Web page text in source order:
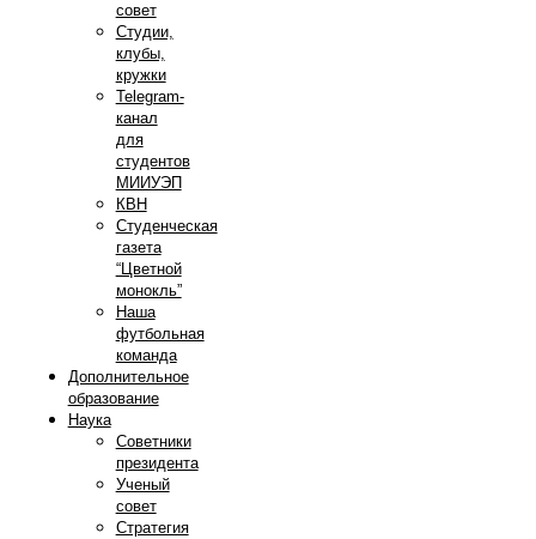
совет
Студии,
клубы,
кружки
Telegram-
канал
для
студентов
МИИУЭП
КВН
Студенческая
газета
“Цветной
монокль”
Наша
футбольная
команда
Дополнительное
образование
Наука
Советники
президента
Ученый
совет
Стратегия